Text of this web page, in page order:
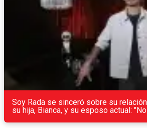
Soy Rada se sinceró sobre su
su hija, Bianca, y su esposo actual: